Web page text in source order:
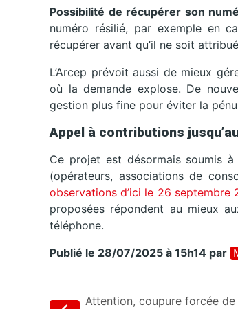
Possibilité de récupérer son
numéro résilié, par exemple en
récupérer avant qu’il ne soit
L’Arcep prévoit aussi de mieux
où la demande explose. De
gestion plus fine pour éviter la
Appel à contributions
Ce projet est désormais soumis
(opérateurs, associations de
observations d’ici le 26 septembre
proposées répondent au mieux
téléphone.
Publié le 28/07/2025 à 15h14 par
Attention, coupure forcée de